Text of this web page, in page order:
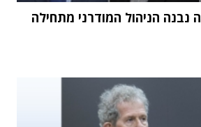
נבנה הניהול המודרני מתחילה